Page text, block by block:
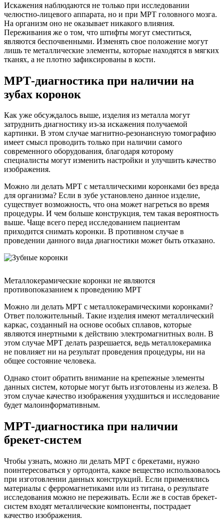
Искажения наблюдаются не только при исследовании
челюстно-лицевого аппарата, но и при МРТ головного мозга.
На организм оно не оказывает никакого влияния.
Переживания же о том, что штифты могут сместиться,
являются беспочвенными. Изменять свое положение могут
лишь те металлические элементы, которые находятся в мягких
тканях, а не плотно зафиксированы в кости.
МРТ-диагностика при наличии на
зубах коронок
Как уже обсуждалось выше, изделия из металла могут
затруднить диагностику из-за искажения получаемой
картинки. В этом случае магнитно-резонансную томографию
имеет смысл проводить только при наличии самого
современного оборудования, благодаря которому
специалисты могут изменить настройки и улучшить качество
изображения.
Можно ли делать МРТ с металлическими коронками без вреда
для организма? Если в зубе установлено данное изделие,
существует возможность, что она может нагреться во время
процедуры. И чем больше конструкция, тем такая вероятность
выше. Чаще всего перед исследованием пациентам
приходится снимать коронки. В противном случае в
проведении данного вида диагностики может быть отказано.
Металлокерамические коронки не являются
противопоказанием к проведению МРТ
Можно ли делать МРТ с металлокерамическими коронками?
Ответ положительный. Такие изделия имеют металлический
каркас, созданный на основе особых сплавов, которые
являются инертными к действию электромагнитных волн. В
этом случае МРТ делать разрешается, ведь металлокерамика
не повлияет ни на результат проведения процедуры, ни на
общее состояние человека.
Однако стоит обратить внимание на крепежные элементы
данных систем, которые могут быть изготовлены из железа. В
этом случае качество изображения ухудшиться и исследование
будет малоинформативным.
МРТ-диагностика при наличии
брекет-систем
Чтобы узнать, можно ли делать МРТ с брекетами, нужно
поинтересоваться у ортодонта, какое вещество использовалось
при изготовлении данных конструкций. Если применялись
материалы с ферромагнетиками или из титана, о результате
исследования можно не переживать. Если же в состав брекет-
систем входят металлические компоненты, пострадает
качество изображения.